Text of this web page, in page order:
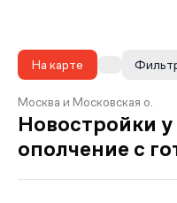
На карте
Москва и Московская о.
Новостройки
ополчение с